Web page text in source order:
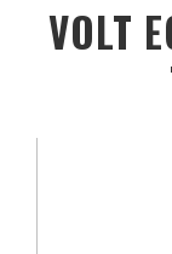
VOLT